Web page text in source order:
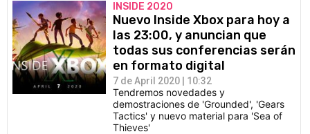
INSIDE 2020
Nuevo Inside Xbox para hoy a
las 23:00, y anuncian que
todas sus conferencias serán
en formato digital
7 de April 2020 | 10:32
Tendremos novedades y
demostraciones de 'Grounded', 'Gears
Tactics' y nuevo material para 'Sea of
Thieves'